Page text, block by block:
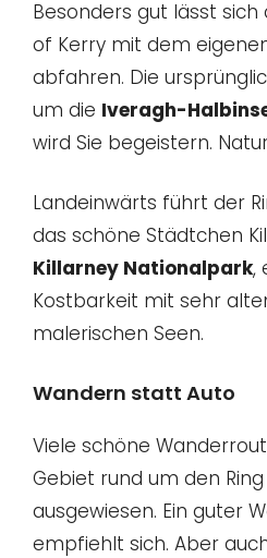
Besonders gut lässt
of Kerry mit dem
abfahren. Die
um die Iveragh-
wird Sie begeistern.
Landeinwärts führt der
das schöne Städtchen
Killarney Nationalpark,
Kostbarkeit mit sehr
malerischen Seen.
Wandern statt Auto
Viele schöne
Gebiet rund um den
ausgewiesen. Ein guter
empfiehlt sich. Aber